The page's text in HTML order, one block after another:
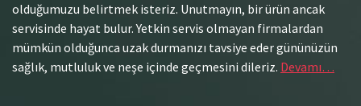
olduğumuzu belirtmek isteriz. Unutmayın, bir ürün ancak
servisinde hayat bulur. Yetkin servis olmayan firmalardan
mümkün olduğunca uzak durmanızı tavsiye eder gününüzün
sağlık, mutluluk ve neşe içinde geçmesini dileriz. Devamı…